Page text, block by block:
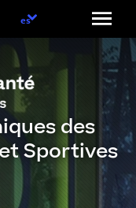
des
Sportives
Elección
es